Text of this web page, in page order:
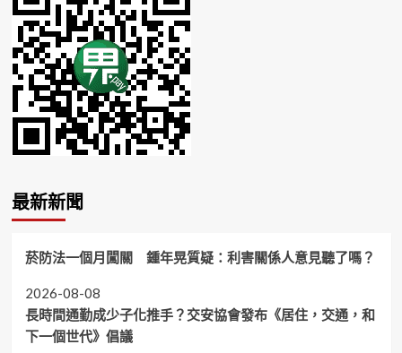
最新新聞
菸防法一個月闖關 鍾年晃質疑：利害關係人意見聽了嗎？
2026-08-08
長時間通勤成少子化推手？交安協會發布《居住，交通，和
下一個世代》倡議